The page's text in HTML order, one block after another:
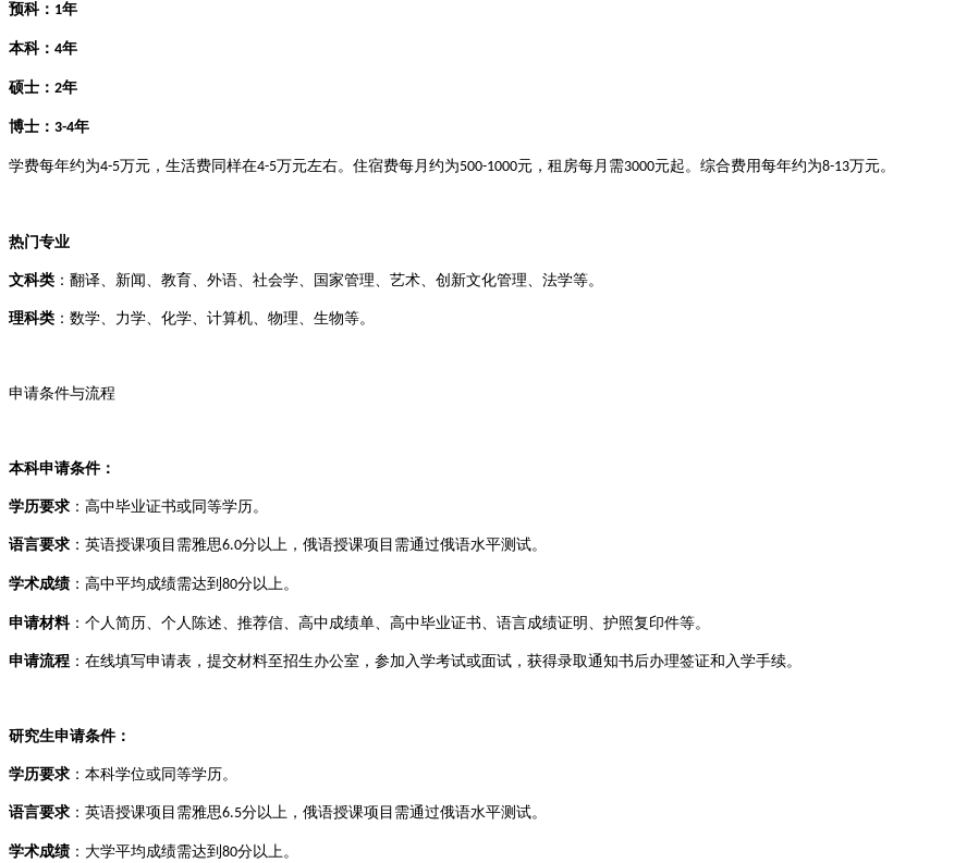
‌预科‌： 1年
‌本科‌： 4年
‌硕士‌： 2年
‌博士‌： 3-4年
学费每年约为4-5万元，生活费同样在4-5万元左右。住宿费每月约为500-1000元，租房每月需3000元起‌。综合费用每年约为8-13万元‌。
热门专业
文科类‌ ：翻译、新闻、教育、外语、社会学、国家管理、艺术、创新文化管理、法学等‌。
理科类‌ ：数学、力学、化学、计算机、物理、生物等‌。
申请条件与流程
本科申请条件‌：
学历要求‌ ：高中毕业证书或同等学历。
语言要求‌ ：英语授课项目需雅思6.0分以上，俄语授课项目需通过俄语水平测试。
学术成绩‌：高中平均成绩需达到 80分以上。
申请材料‌：个人简历、个人陈述、推荐信、高中成绩单、高中毕业证书、语言成绩证明、护照复印件等。
申请流程‌ ：在线填写申请表，提交材料至招生办公室，参加入学考试或面试，获得录取通知书后办理签证和入学手续‌。
研究生申请条件‌：
学历要求‌ ：本科学位或同等学历。
语言要求‌ ：英语授课项目需雅思6.5分以上，俄语授课项目需通过俄语水平测试。
学术成绩‌：大学平均成绩需达到 80分以上。